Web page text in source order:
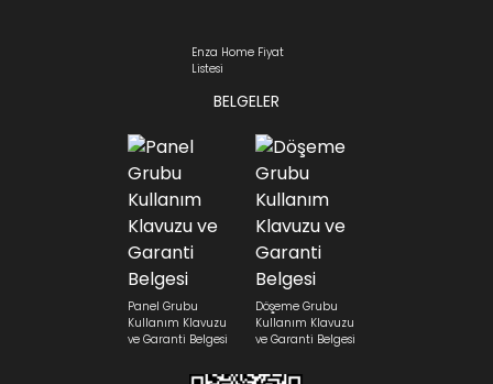
Enza Home Fiyat
Listesi
BELGELER
Panel Grubu
Kullanım Klavuzu
ve Garanti Belgesi
Döşeme Grubu
Kullanım Klavuzu
ve Garanti Belgesi